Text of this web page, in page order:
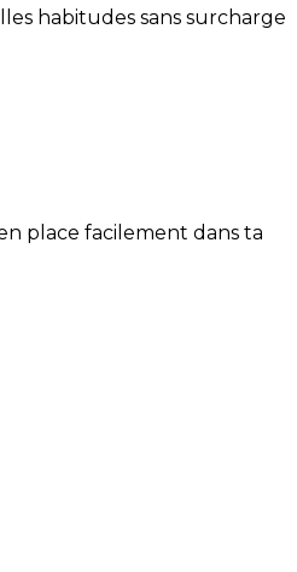
habitudes sans surcharge
place facilement dans ta